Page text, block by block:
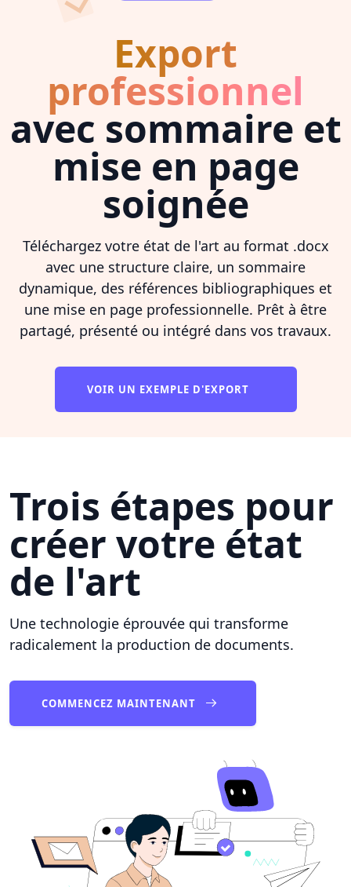
Export
professionnel
avec sommaire et
mise en page
soignée
Téléchargez votre état de l'art au format .docx
avec une structure claire, un sommaire
dynamique, des références bibliographiques et
une mise en page professionnelle. Prêt à être
partagé, présenté ou intégré dans vos travaux.
VOIR UN EXEMPLE D'EXPORT
Trois étapes pour
créer votre état
de l'art
Une technologie éprouvée qui transforme
radicalement la production de documents.
COMMENCEZ MAINTENANT